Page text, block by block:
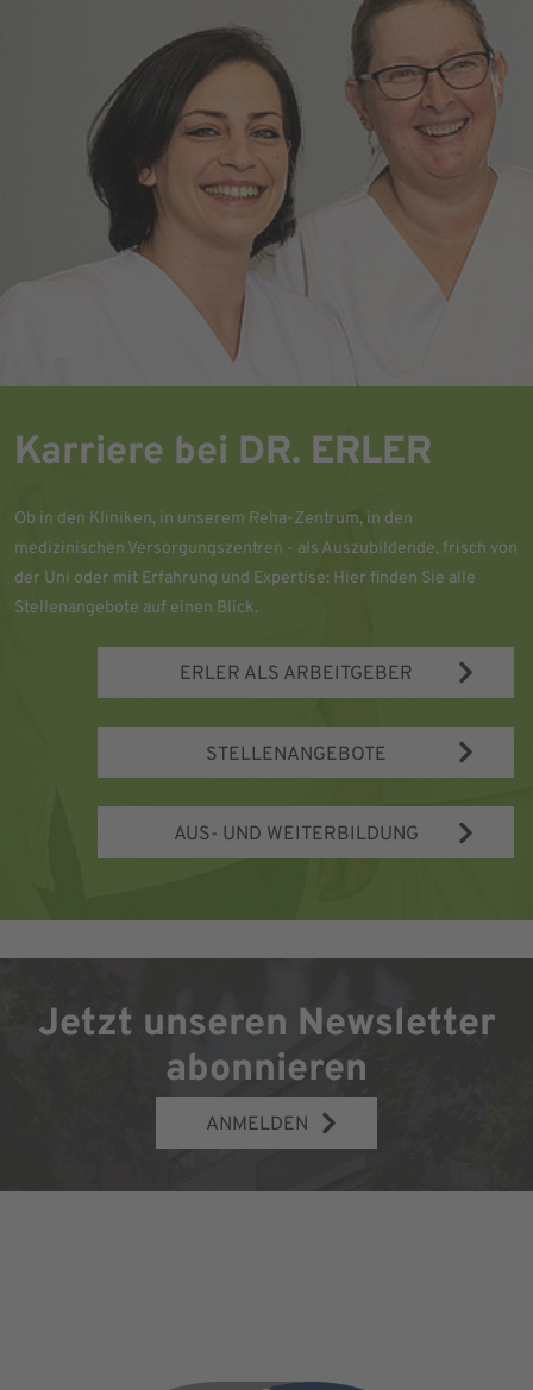
Karriere bei DR. ERLER
Ob in den Kliniken, in unserem Reha-Zentrum, in den
medizinischen Versorgungszentren - als Auszubildende, frisch von
der Uni oder mit Erfahrung und Expertise: Hier finden Sie alle
Stellenangebote auf einen Blick.
ERLER ALS ARBEITGEBER
STELLENANGEBOTE
AUS- UND WEITERBILDUNG
Jetzt unseren Newsletter
abonnieren
ANMELDEN